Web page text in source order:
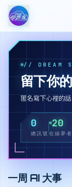
// DREAM
留下你
匿名寫下心裡的
0
總訊號
20
在線夢者
一周 AI 大事